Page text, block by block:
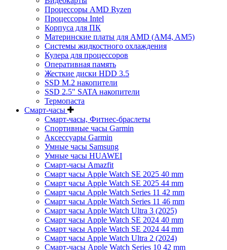
Процессоры AMD Ryzen
Процессоры Intel
Корпуса для ПК
Материнские платы для AMD (AM4, AM5)
Системы жидкостного охлаждения
Кулера для процессоров
Оперативная память
Жесткие диски HDD 3.5
SSD M.2 накопители
SSD 2.5" SATA накопители
Термопаста
Смарт-часы
Смарт-часы, Фитнес-браслеты
Спортивные часы Garmin
Аксессуары Garmin
Умные часы Samsung
Умные часы HUAWEI
Смарт-часы Amazfit
Смарт часы Apple Watch SE 2025 40 mm
Смарт часы Apple Watch SE 2025 44 mm
Смарт часы Apple Watch Series 11 42 mm
Смарт часы Apple Watch Series 11 46 mm
Смарт часы Apple Watch Ultra 3 (2025)
Смарт часы Apple Watch SE 2024 40 mm
Смарт часы Apple Watch SE 2024 44 mm
Смарт часы Apple Watch Ultra 2 (2024)
Смарт-часы Apple Watch Series 10 42 mm